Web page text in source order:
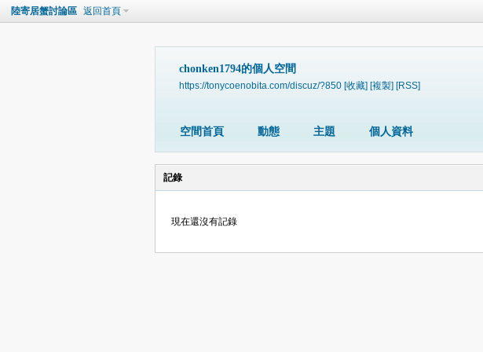
陸寄居蟹討論區 返回首頁
chonken1794的個人空間
https://tonycoenobita.com/discuz/?850 [收藏] [複製] [RSS]
空間首頁 動態 主題 個人資料
記錄
現在還沒有記錄